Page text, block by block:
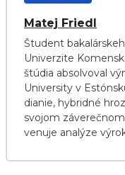
Matej Friedl
Študent
Univerzite
štúdia absolvoval
University v
dianie, hybridné
svojom
venuje analýze